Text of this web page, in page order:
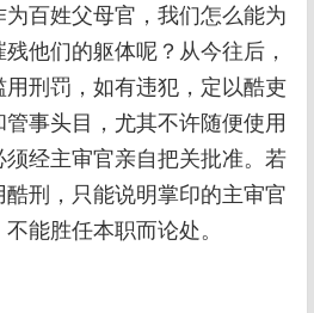
百姓父母官，我们怎么能为
他们的躯体呢？从今往后，
刑罚，如有违犯，定以酷吏
事头目，尤其不许随便使用
经主审官亲自把关批准。若
刑，只能说明掌印的主审官
能胜任本职而论处。